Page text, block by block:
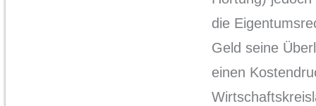
die
Geld seine
einen